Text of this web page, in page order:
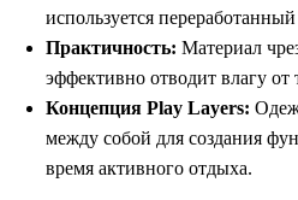
используется
Практичность: Материал
эффективно отводит влагу от
Концепция Play Layers:
между собой для создания
время активного отдыха.